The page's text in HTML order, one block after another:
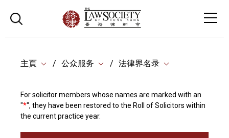
主頁 公众服务 法律界名录
For solicitor members whose names are marked with an
"*", they have been restored to the Roll of Solicitors within
the current practice year.